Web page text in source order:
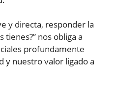
y directa, responder la
tienes?” nos obliga a
profundamente
y nuestro valor ligado a